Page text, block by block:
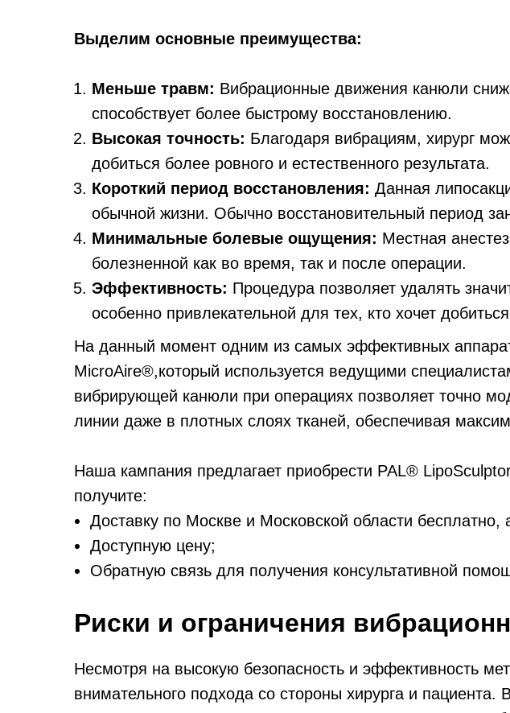
Выделим основные преимущества:
Меньше травм: Вибрационные движения канюли
способствует более быстрому восстановлению.
Высокая точность: Благодаря вибрациям, хирург
добиться более ровного и естественного результата.
Короткий период восстановления: Данная
обычной жизни. Обычно восстановительный период
Минимальные болевые ощущения: Местная
болезненной как во время, так и после операции.
Эффективность: Процедура позволяет удалять
особенно привлекательной для тех, кто хочет
На данный момент одним из самых эффективных
MicroAire®,который используется ведущими
вибрирующей канюли при операциях позволяет точно
линии даже в плотных слоях тканей, обеспечивая
Наша кампания предлагает приобрести PAL®
получите:
Доставку по Москве и Московской области
Доступную цену;
Обратную связь для получения консультативной
Риски и ограничения
Несмотря на высокую безопасность и эффективность
внимательного подхода со стороны хирурга и